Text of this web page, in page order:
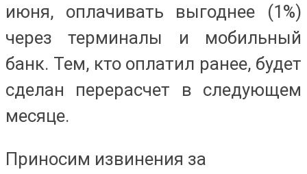
июня, оплачивать выгоднее (1%)
через терминалы и мобильный
банк. Тем, кто оплатил ранее, будет
сделан перерасчет в следующем
месяце.
Приносим извинения за